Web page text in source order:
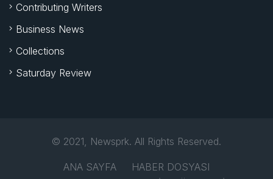
Contributing Writers
Business News
Collections
Saturday Review
© 2021, Newsprk. All Rights Reserved.
ANA SAYFA
HABER DOSYASI